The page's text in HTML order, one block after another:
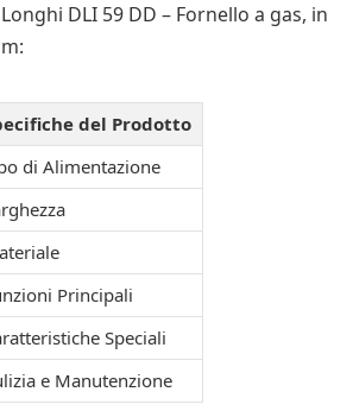
DLI 59 DD – Fornello a gas, in
del Prodotto
di Alimentazione
Principali
Speciali
e Manutenzione